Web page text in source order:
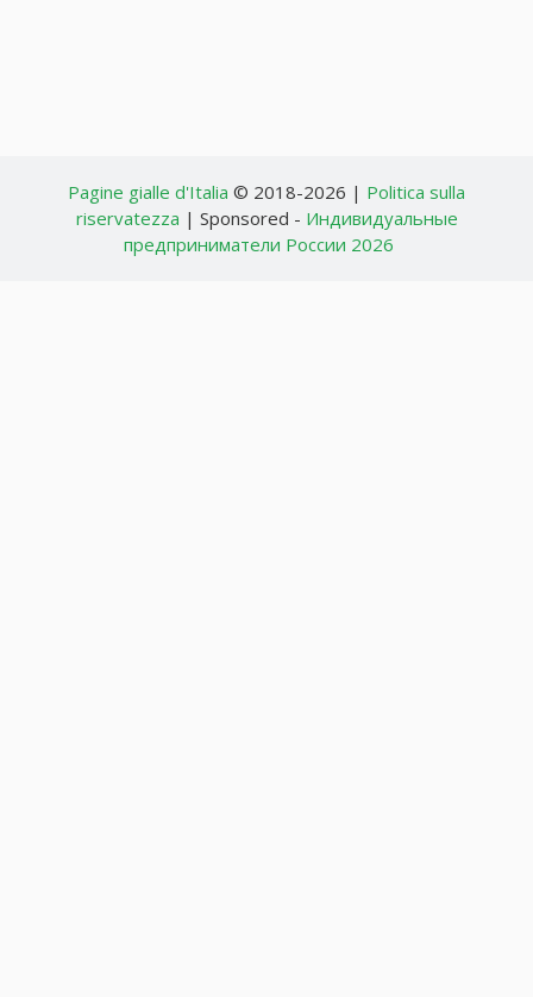
Pagine gialle d'Italia © 2018-2026 | Politica sulla
riservatezza | Sponsored - Индивидуальные
предприниматели России 2026